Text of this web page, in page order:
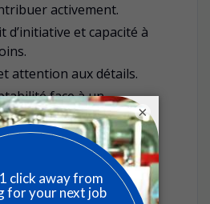
activement.
d’initiative et capacité à
attention aux détails.
face à un
travail dynamique et en
et forte
travail d’équipe.
×